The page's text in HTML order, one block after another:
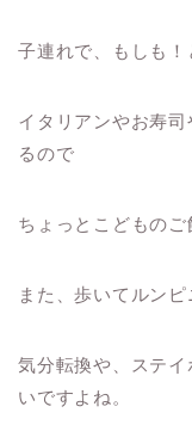
子連れで、もしも！
イタリアンやお寿
るので
ちょっとこどものご
また、歩いてルン
気分転換や、ステ
いですよね。